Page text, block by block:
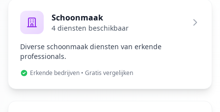
Schoonmaak
4 diensten beschikbaar
Diverse schoonmaak diensten van erkende
professionals.
Erkende bedrijven • Gratis vergelijken